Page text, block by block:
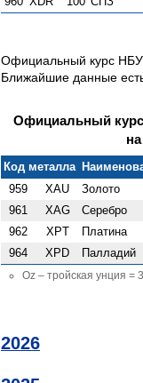
Официальный курс НБУ
Ближайшие данные
Официальный
Код металла
959
XAU Золото
961 XAG Серебро
962 XPT Платина
964 XPD Палладий
Oz – тройская унция =
2026